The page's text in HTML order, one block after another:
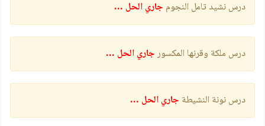
درس نشيد تامل النجوم جاري الحل …
درس ملكة وقرنها المكسورجاري الحل …
درس نونة النشيطة جاري الحل …